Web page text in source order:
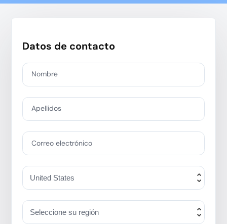
Datos de contacto
Nombre
Apellidos
Correo electrónico